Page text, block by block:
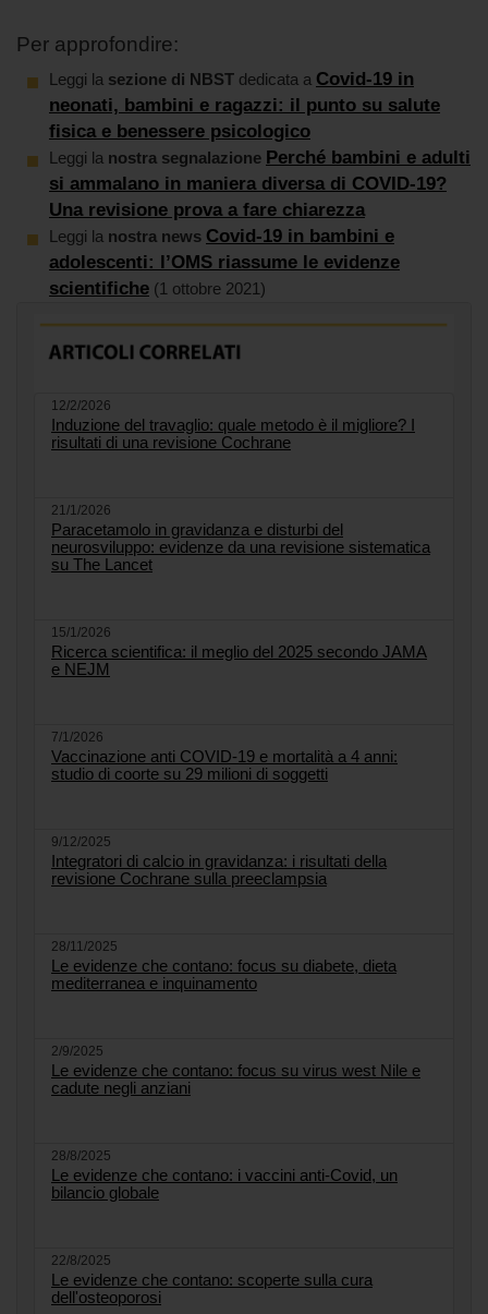
Per approfondire:
Leggi la sezione di NBST dedicata a Covid-19 in
neonati, bambini e ragazzi: il punto su salute
fisica e benessere psicologico
Leggi la nostra segnalazione Perché bambini e adulti
si ammalano in maniera diversa di COVID-19?
Una revisione prova a fare chiarezza
Leggi la nostra news Covid-19 in bambini e
adolescenti: l’OMS riassume le evidenze
scientifiche (1 ottobre 2021)
12/2/2026
Induzione del travaglio: quale metodo è il migliore? I
risultati di una revisione Cochrane
21/1/2026
Paracetamolo in gravidanza e disturbi del
neurosviluppo: evidenze da una revisione sistematica
su The Lancet
15/1/2026
Ricerca scientifica: il meglio del 2025 secondo JAMA
e NEJM
7/1/2026
Vaccinazione anti COVID-19 e mortalità a 4 anni:
studio di coorte su 29 milioni di soggetti
9/12/2025
Integratori di calcio in gravidanza: i risultati della
revisione Cochrane sulla preeclampsia
28/11/2025
Le evidenze che contano: focus su diabete, dieta
mediterranea e inquinamento
2/9/2025
Le evidenze che contano: focus su virus west Nile e
cadute negli anziani
28/8/2025
Le evidenze che contano: i vaccini anti-Covid, un
bilancio globale
22/8/2025
Le evidenze che contano: scoperte sulla cura
dell'osteoporosi